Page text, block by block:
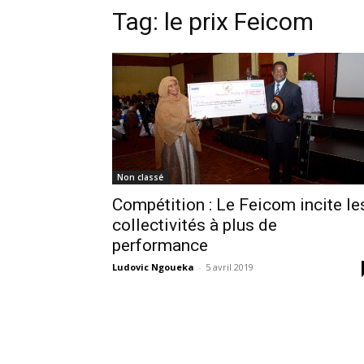
Tag: le prix Feicom
Non classé
Compétition : Le Feicom incite
collectivités à plus de
performance
Ludovic Ngoueka - 5 avril 2019